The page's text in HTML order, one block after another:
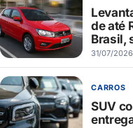
de até
Brasil,
31/07/2026
CARROS
SUV